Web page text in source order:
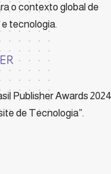
o contexto global de
tecnologia.
Publisher Awards 2024
de Tecnologia”.